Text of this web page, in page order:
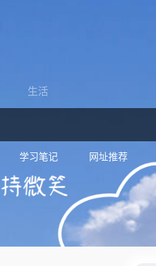
生活
学习笔记 网址推荐